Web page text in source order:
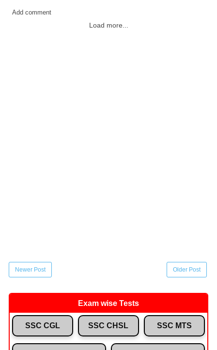
Add comment
Load more...
Newer Post Older Post
Exam wise Tests
SSC CGL SSC CHSL SSC MTS